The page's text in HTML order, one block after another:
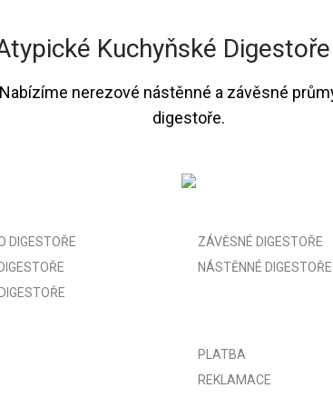
Kuchyňské Digestoře
Nabízíme nerezové nástěnné a závěsné
digestoře.
DIGESTOŘE
ZÁVĚSNÉ DIGESTOŘE
NÁSTĚNNÉ DIGESTOŘE
PLATBA
REKLAMACE